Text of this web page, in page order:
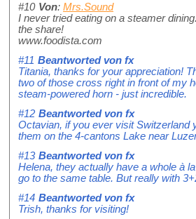
#10 Von: Mrs.Sound
I never tried eating on a steamer
the share!
www.foodista.com
#11 Beantworted von fx
Titania, thanks for your appreciation!
two of those cross right in front of my
steam-powered horn - just incredible.
#12 Beantworted von fx
Octavian, if you ever visit Switzerland
them on the 4-cantons Lake near
#13 Beantworted von fx
Helena, they actually have a whole à
go to the same table. But really with
#14 Beantworted von fx
Trish, thanks for visiting!